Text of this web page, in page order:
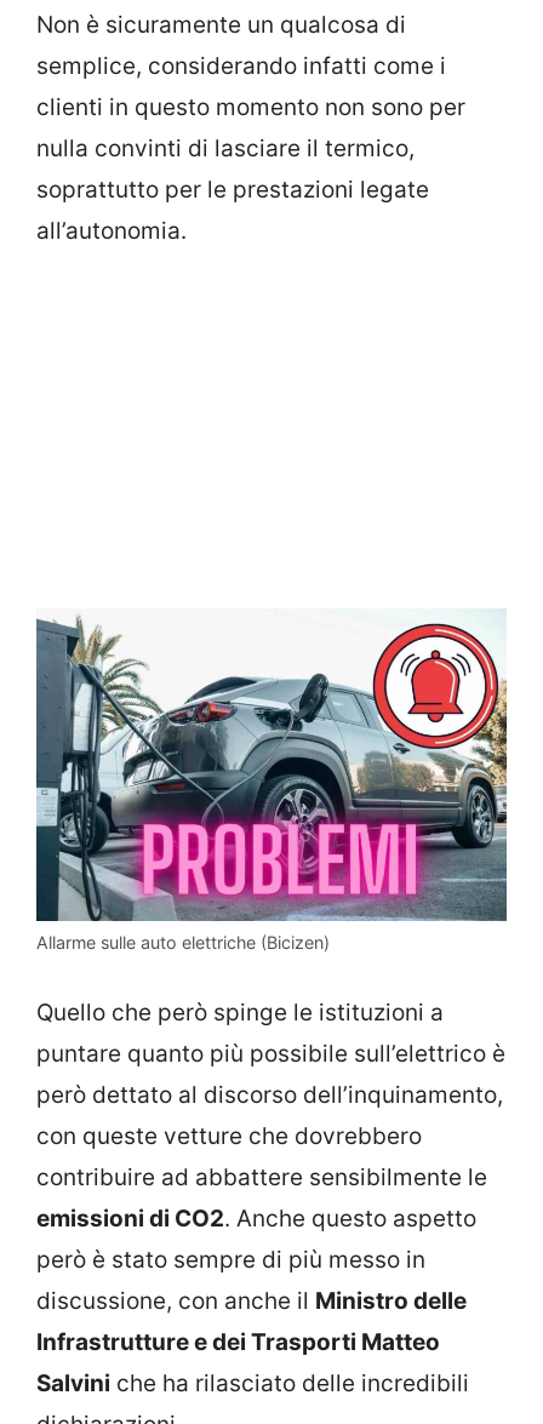
Non è sicuramente un qualcosa di
semplice, considerando infatti come i
clienti in questo momento non sono per
nulla convinti di lasciare il termico,
soprattutto per le prestazioni legate
all’autonomia.
Allarme sulle auto elettriche (Bicizen)
Quello che però spinge le istituzioni a
puntare quanto più possibile sull’elettrico è
però dettato al discorso dell’inquinamento,
con queste vetture che dovrebbero
contribuire ad abbattere sensibilmente le
emissioni di CO2. Anche questo aspetto
però è stato sempre di più messo in
discussione, con anche il Ministro delle
Infrastrutture e dei Trasporti Matteo
Salvini che ha rilasciato delle incredibili